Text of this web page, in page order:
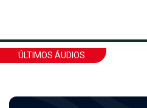
ÚLTIMOS ÁUDIOS